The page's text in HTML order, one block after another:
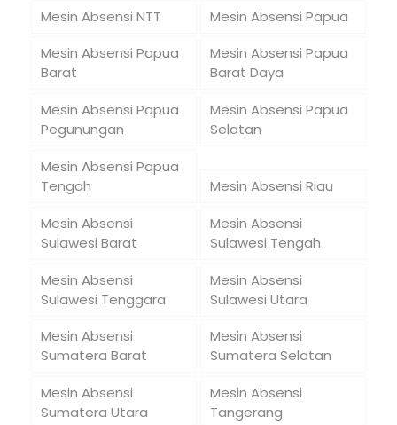
Mesin Absensi NTT
Mesin Absensi Papua
Mesin Absensi Papua
Barat
Mesin Absensi Papua
Barat Daya
Mesin Absensi Papua
Pegunungan
Mesin Absensi Papua
Selatan
Mesin Absensi Papua
Tengah
Mesin Absensi Riau
Mesin Absensi
Sulawesi Barat
Mesin Absensi
Sulawesi Tengah
Mesin Absensi
Sulawesi Tenggara
Mesin Absensi
Sulawesi Utara
Mesin Absensi
Sumatera Barat
Mesin Absensi
Sumatera Selatan
Mesin Absensi
Sumatera Utara
Mesin Absensi
Tangerang